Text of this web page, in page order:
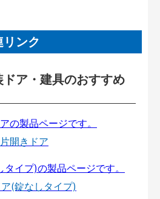
ンク
ア・建具のおすすめ
片開きドア
(錠なしタイプ)